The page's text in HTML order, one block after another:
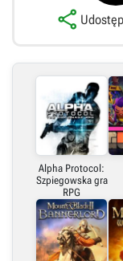

Link
X
Alpha Protocol:
Szpiegowska gra
RPG